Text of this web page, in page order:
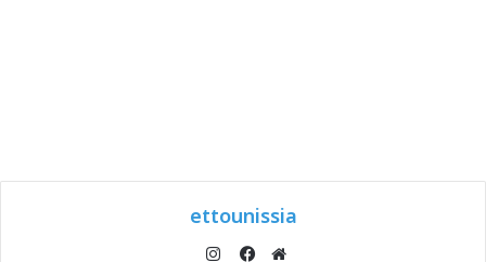
ettounissia